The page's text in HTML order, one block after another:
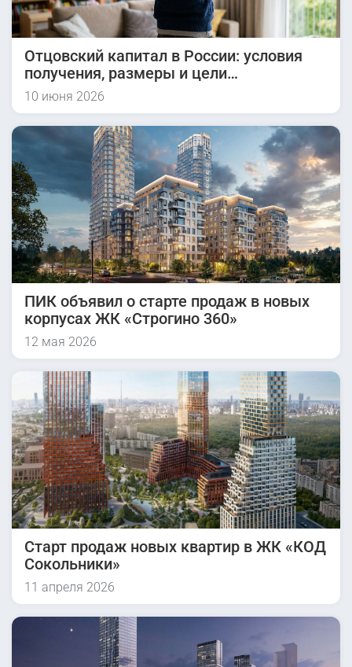
Отцовский капитал в России: условия
получения, размеры и цели
использования
10 июня 2026
ПИК объявил о старте продаж в новых
корпусах ЖК «Строгино 360»
12 мая 2026
Старт продаж новых квартир в ЖК «КОД
Сокольники»
11 апреля 2026